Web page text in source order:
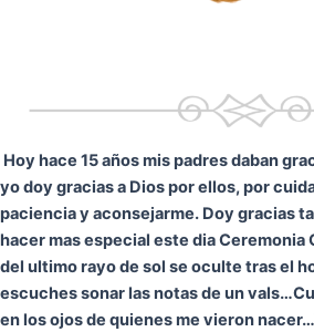
Hoy hace 15 años mis padres daban
yo doy gracias a Dios por ellos, por
paciencia y aconsejarme. Doy gracias
hacer mas especial este dia Ceremonia
del ultimo rayo de sol se oculte tras el
escuches sonar las notas de un vals…
en los ojos de quienes me vieron nacer…